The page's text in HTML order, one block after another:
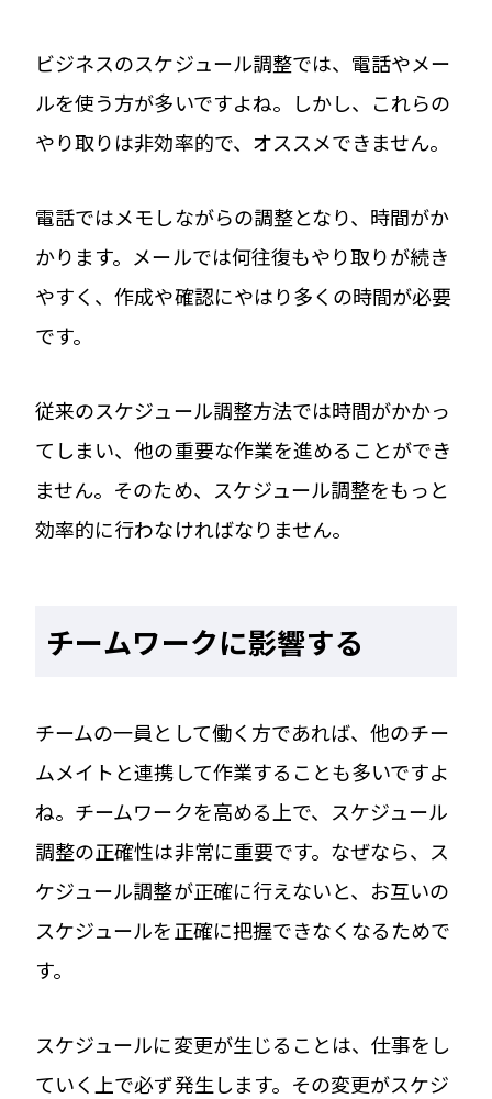
ビジネスのスケジュール調整では、電話やメー
ルを使う方が多いですよね。しかし、これらの
やり取りは非効率的で、オススメできません。
電話ではメモしながらの調整となり、時間がか
かります。メールでは何往復もやり取りが続き
やすく、作成や確認にやはり多くの時間が必要
です。
従来のスケジュール調整方法では時間がかかっ
てしまい、他の重要な作業を進めることができ
ません。そのため、スケジュール調整をもっと
効率的に行わなければなりません。
チームワークに影響する
チームの一員として働く方であれば、他のチー
ムメイトと連携して作業することも多いですよ
ね。チームワークを高める上で、スケジュール
調整の正確性は非常に重要です。なぜなら、ス
ケジュール調整が正確に行えないと、お互いの
スケジュールを正確に把握できなくなるためで
す。
スケジュールに変更が生じることは、仕事をし
ていく上で必ず発生します。その変更がスケジ